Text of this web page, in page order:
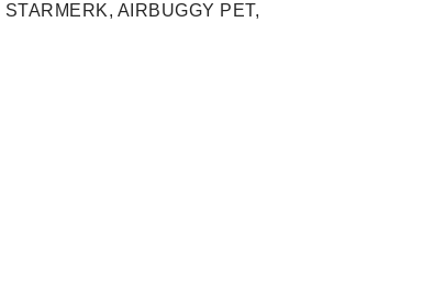
STARMERK, AIRBUGGY PET,